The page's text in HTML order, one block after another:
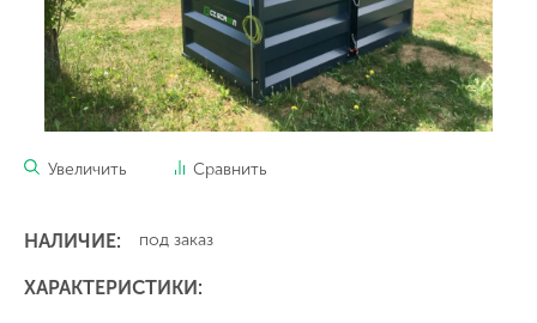
Увеличить Сравнить
НАЛИЧИЕ: под заказ
ХАРАКТЕРИСТИКИ: